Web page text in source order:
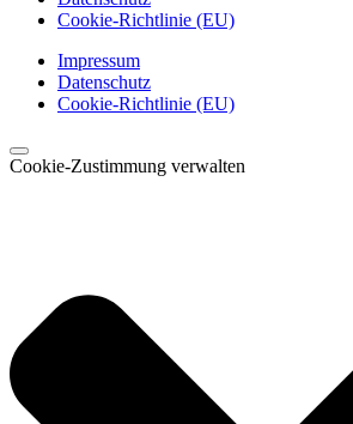
Cookie-Richtlinie (EU)
Impressum
Datenschutz
Cookie-Richtlinie (EU)
Cookie-Zustimmung verwalten